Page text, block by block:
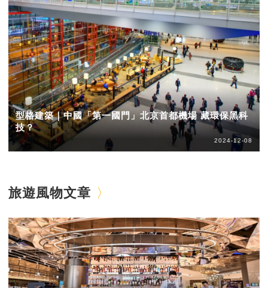
型格建築｜中國「第一國門」北京首都機場 藏環保黑科
技？
2024-12-08
旅遊風物文章